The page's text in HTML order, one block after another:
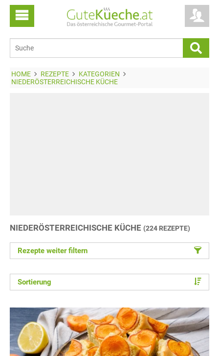
HOME REZEPTE
KATEGORIEN
NIEDERÖSTERREICHISCHE KÜCHE
NIEDERÖSTERREICHISCHE KÜCHE (224 REZEPTE)
Rezepte weiter filtern
Sortierung